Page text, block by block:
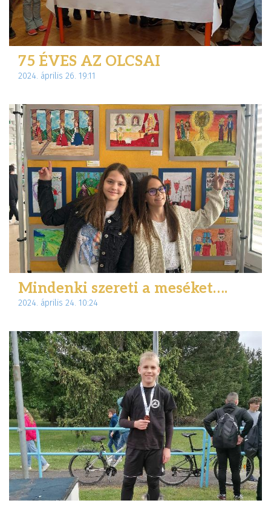
75 ÉVES AZ OLCSAI
2024. április 26. 19:11
Mindenki szereti a meséket….
2024. április 24. 10:24